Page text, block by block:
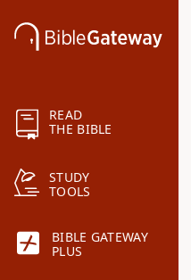
READ
THE BIBLE
STUDY
TOOLS
BIBLE GATEWAY
PLUS